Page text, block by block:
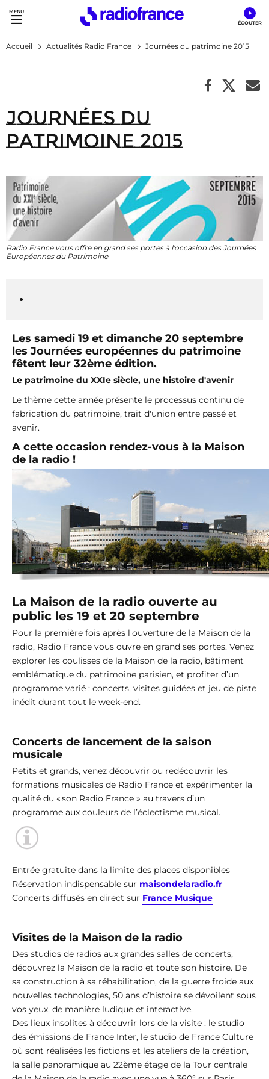
Accès direct :
Menu principal
Contenu
Accueil Actualités Radio France Journées du patrimoine 2015
Journées du
patrimoine 2015
Radio France vous offre en grand ses portes à l'occasion des Journées
Européennes du Patrimoine
Les samedi 19 et dimanche 20 septembre
les Journées européennes du patrimoine
fêtent leur 32ème édition.
Le patrimoine du XXIe siècle, une histoire d'avenir
Le thème cette année présente le processus continu de
fabrication du patrimoine, trait d'union entre passé et
avenir.
A cette occasion rendez-vous à la Maison
de la radio !
La Maison de la radio ouverte au
public les 19 et 20 septembre
Pour la première fois après l'ouverture de la Maison de la
radio, Radio France vous ouvre en grand ses portes. Venez
explorer les coulisses de la Maison de la radio, bâtiment
emblématique du patrimoine parisien, et profiter d’un
programme varié : concerts, visites guidées et jeu de piste
inédit durant tout le week-end.
Concerts de lancement de la saison
musicale
Petits et grands, venez découvrir ou redécouvrir les
formations musicales de Radio France et expérimenter la
qualité du « son Radio France » au travers d’un
programme aux couleurs de l’éclectisme musical.
Entrée gratuite dans la limite des places disponibles
Réservation indispensable sur maisondelaradio.fr
Concerts diffusés en direct sur France Musique
Visites de la Maison de la radio
Des studios de radios aux grandes salles de concerts,
découvrez la Maison de la radio et toute son histoire. De
sa construction à sa réhabilitation, de la guerre froide aux
nouvelles technologies, 50 ans d’histoire se dévoilent sous
vos yeux, de manière ludique et interactive.
Des lieux insolites à découvrir lors de la visite : le studio
des émissions de France Inter, le studio de France Culture
où sont réalisées les fictions et les ateliers de la création,
la salle panoramique au 22ème étage de la Tour centrale